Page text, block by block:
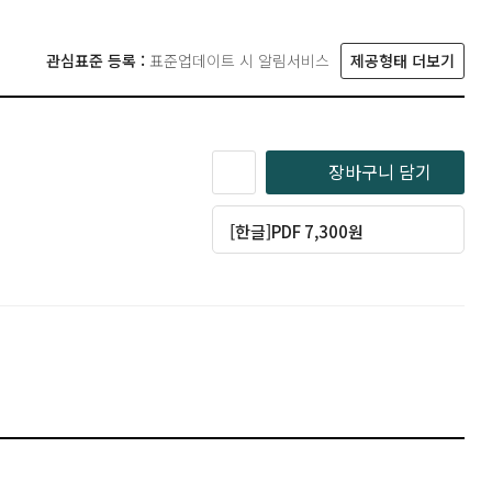
관심표준 등록 : 표준업데이트 시 알림서비스 제공형태 더보기
장바구니 담기
[한글]PDF 7,300원